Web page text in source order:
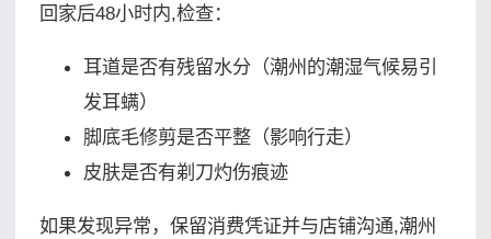
回家后48小时内,检查：
耳道是否有残留水分（潮州的潮湿气候易引
发耳螨）
脚底毛修剪是否平整（影响行走）
皮肤是否有剃刀灼伤痕迹
如果发现异常，保留消费凭证并与店铺沟通,潮州